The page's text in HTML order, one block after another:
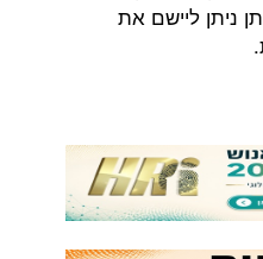
ניתן ליישם את